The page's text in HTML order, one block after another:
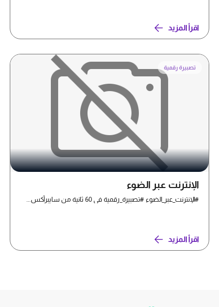
اقرأ المزيد
تصبيرة رقمية
الإنترنت عبر الضوء
#الإنترنت_عبر_الضوء #تصبيرة_رقمية في 60 ثانية من سايبرأكس...
اقرأ المزيد